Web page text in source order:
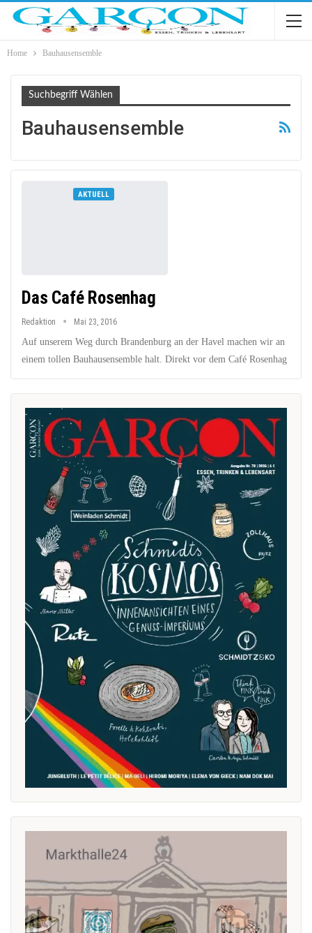
Home Bauhausensemble
Suchbegriff Wählen
Bauhausensemble
AKTUELL
Das Café Rosenhag
Redaktion Mai 23, 2016
Auf unserem Weg durch Brandenburg an der Havel machen wir an
einem tollen Bauhausensemble halt. Direkt vor dem Café Rosenhag